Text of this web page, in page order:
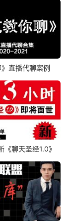
》直播代聊案例
《聊天圣经1.0》